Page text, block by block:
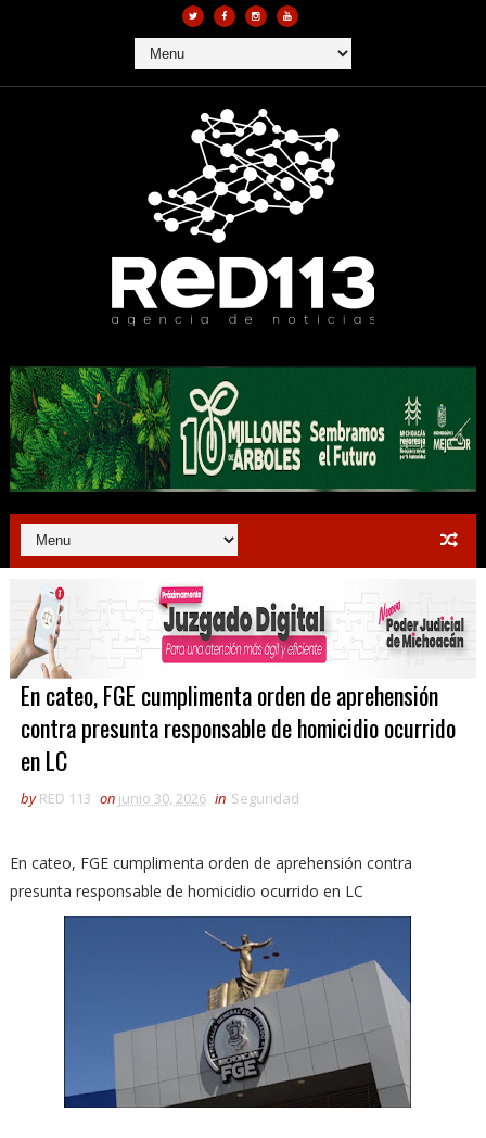
En cateo, FGE cumplimenta orden de aprehensión
contra presunta responsable de homicidio ocurrido
en LC
by RED 113 on junio 30, 2026 in Seguridad
En cateo, FGE cumplimenta orden de aprehensión contra
presunta responsable de homicidio ocurrido en LC